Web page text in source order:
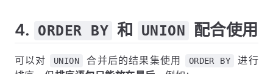
4. ORDER BY 和 UNION 配合使用
可以对 UNION 合并后的结果集使用 ORDER BY
进行